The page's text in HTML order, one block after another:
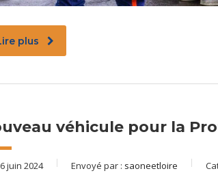
plus
véhicule pour la
juin 2024 Envoyé par : saoneetloire